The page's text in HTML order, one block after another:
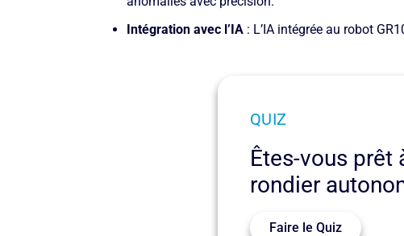
Intégration avec l’IA : L’IA intégrée au robot
QUIZ
Êtes-vous prêt
rondier
Faire le Quiz